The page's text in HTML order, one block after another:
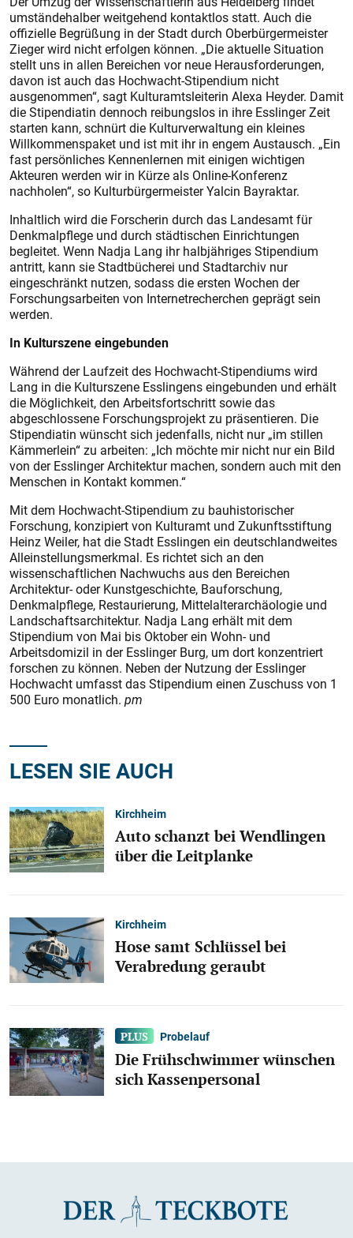
umständehalber weitgehend kontaktlos statt. Auch die
offizielle Begrüßung in der Stadt durch Oberbürgermeister
Zieger wird nicht erfolgen können. „Die aktuelle Situation
stellt uns in allen Bereichen vor neue Herausforderungen,
davon ist auch das Hochwacht-Stipendium nicht
ausgenommen“, sagt Kulturamtsleiterin Alexa Heyder. Damit
die Stipendiatin dennoch reibungslos in ihre Esslinger Zeit
starten kann, schnürt die Kulturverwaltung ein kleines
Willkommenspaket und ist mit ihr in engem Austausch. „Ein
fast persönliches Kennenlernen mit einigen wichtigen
Akteuren werden wir in Kürze als Online-Konferenz
nachholen“, so Kulturbürgermeister Yalcin Bayraktar.
Inhaltlich wird die Forscherin durch das Landesamt für
Denkmalpflege und durch städtischen Einrichtungen
begleitet. Wenn Nadja Lang ihr halbjähriges Stipendium
antritt, kann sie Stadtbücherei und Stadtarchiv nur
eingeschränkt nutzen, sodass die ersten Wochen der
Forschungsarbeiten von Internetrecherchen geprägt sein
werden.
In Kulturszene eingebunden
Während der Laufzeit des Hochwacht-Stipendiums wird
Lang in die Kulturszene Esslingens eingebunden und erhält
die Möglichkeit, den Arbeitsfortschritt sowie das
abgeschlossene Forschungsprojekt zu präsentieren. Die
Stipendiatin wünscht sich jedenfalls, nicht nur „im stillen
Kämmerlein“ zu arbeiten: „Ich möchte mir nicht nur ein Bild
von der Esslinger Architektur machen, sondern auch mit den
Menschen in Kontakt kommen.“
Mit dem Hochwacht-Stipendium zu bauhistorischer
Forschung, konzipiert von Kulturamt und Zukunftsstiftung
Heinz Weiler, hat die Stadt Esslingen ein deutschlandweites
Alleinstellungsmerkmal. Es richtet sich an den
wissenschaftlichen Nachwuchs aus den Bereichen
Architektur- oder Kunstgeschichte, Bauforschung,
Denkmalpflege, Restaurierung, Mittelalterarchäologie und
Landschaftsarchitektur. Nadja Lang erhält mit dem
Stipendium von Mai bis Oktober ein Wohn- und
Arbeitsdomizil in der Esslinger Burg, um dort konzentriert
forschen zu können. Neben der Nutzung der Esslinger
Hochwacht umfasst das Stipendium einen Zuschuss von 1
500 Euro monatlich. pm
LESEN SIE AUCH
Kirchheim
Auto schanzt bei Wendlingen
über die Leitplanke
Kirchheim
Hose samt Schlüssel bei
Verabredung geraubt
Probelauf
Die Frühschwimmer wünschen
sich Kassenpersonal